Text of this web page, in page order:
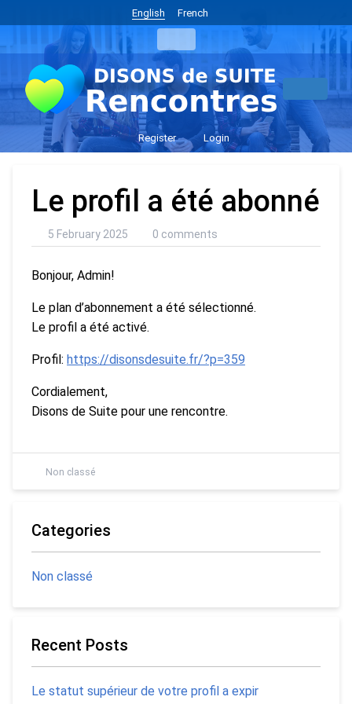
English French
Register Login
Le profil a été abonné
5 February 2025 0 comments
Bonjour, Admin!
Le plan d’abonnement a été sélectionné.
Le profil a été activé.
Profil: https://disonsdesuite.fr/?p=359
Cordialement,
Disons de Suite pour une rencontre.
Non classé
Categories
Non classé
Recent Posts
Le statut supérieur de votre profil a expir